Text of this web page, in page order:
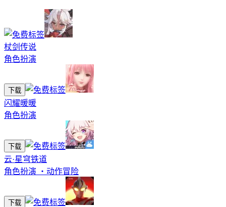
杖剑传说
角色扮演
下载
闪耀暖暖
角色扮演
下载
云·星穹铁道
角色扮演
・ 动作冒险
下载